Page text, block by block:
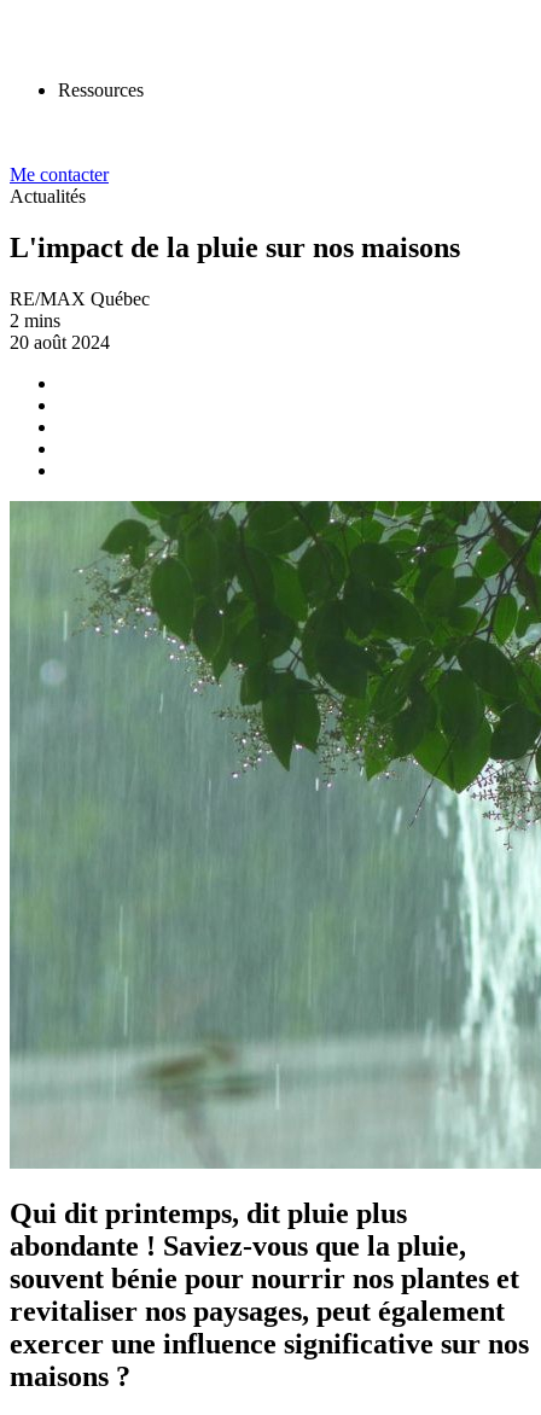
Ressources
Me contacter
Actualités
L'impact de la pluie sur nos maisons
RE/MAX Québec
2 mins
20 août 2024
Qui dit printemps, dit pluie plus
abondante ! Saviez-vous que la pluie,
souvent bénie pour nourrir nos plantes et
revitaliser nos paysages, peut également
exercer une influence significative sur nos
maisons ?